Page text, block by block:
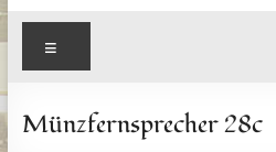
Münzfernsprecher 28c